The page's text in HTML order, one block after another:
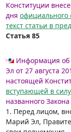
Конституции
дня официального
текст статьи в
Статья 85
Информация об
Эл от 27 августа
настоящей
вступающей в силу
названного Закона
1. Перед лицом,
Марий Эл,